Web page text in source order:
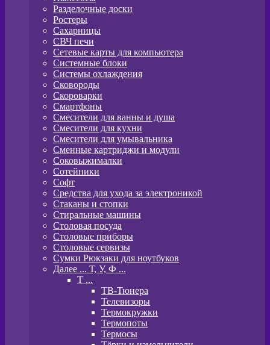
Разделочные доски
Ростеры
Сахарницы
СВЧ печи
Сетевые карты для компьютера
Системные блоки
Системы охлаждения
Сковороды
Скороварки
Смартфоны
Смесители для ванны и душа
Смесители для кухни
Смесители для умывальника
Сменные картриджи и модули
Соковыжималки
Сотейники
Софт
Средства для ухода за электроникой
Стаканы и стопки
Стиральные машины
Столовая посуда
Столовые приборы
Столовые сервизы
Сумки Рюкзаки для ноутбуков
Далее ... Т, У, Ф ...
T ...
ТВ-Тюнера
Телевизоры
Термокружки
Термопоты
Термосы